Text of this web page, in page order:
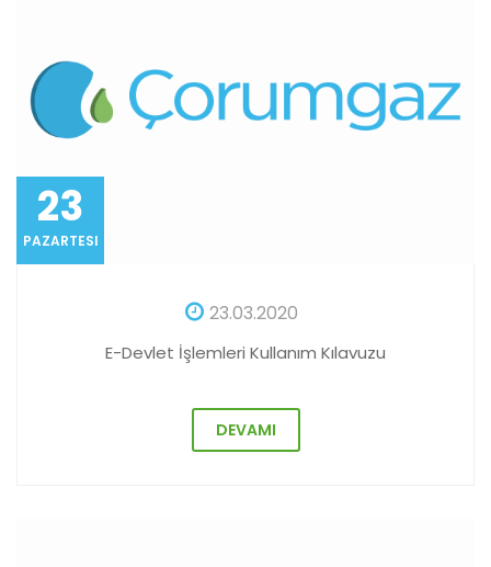
23
PAZARTESI
23.03.2020
E-Devlet İşlemleri Kullanım Kılavuzu
DEVAMI